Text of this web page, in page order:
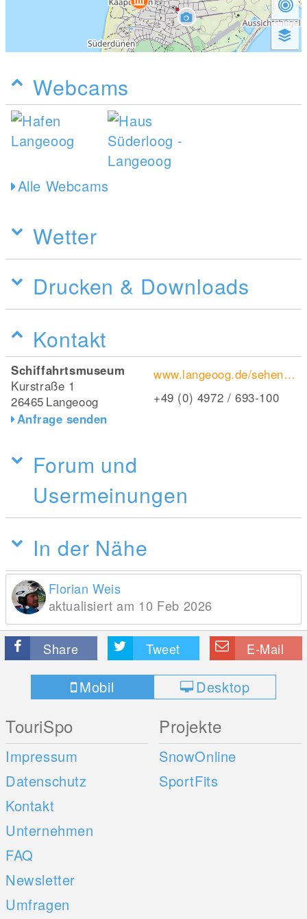
Webcams
Alle Webcams
Wetter
Drucken & Downloads
Kontakt
Schiffahrtsmuseum
Kurstraße 1
26465 Langeoog
Anfrage senden
www.langeoog.de/sehenswuerdigkeiten/schifffahrtsmuseum
+49 (0) 4972 / 693-100
Forum und
Usermeinungen
In der Nähe
Florian Weis
aktualisiert am 10 Feb 2026
Share Tweet E-Mail
Mobil Desktop
TouriSpo
Impressum
Datenschutz
Kontakt
Unternehmen
FAQ
Newsletter
Umfragen
Projekte
SnowOnline
SportFits